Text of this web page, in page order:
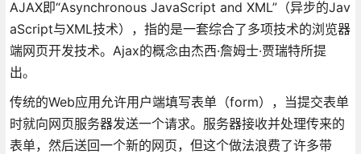
AJAX即“Asynchronous JavaScript and XML”（异步的Jav
aScript与XML技术），指的是一套综合了多项技术的浏览器
端网页开发技术。Ajax的概念由杰西·詹姆士·贾瑞特所提
出。
传统的Web应用允许用户端填写表单（form），当提交表单
时就向网页服务器发送一个请求。服务器接收并处理传来的
表单，然后送回一个新的网页，但这个做法浪费了许多带